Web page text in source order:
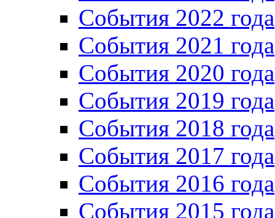
Cобытия 2022 года
Cобытия 2021 года
События 2020 года
События 2019 года
События 2018 года
События 2017 года
События 2016 года
События 2015 года